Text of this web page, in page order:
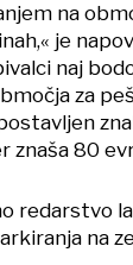
na
je
naj
za
znaša 80
redarstvo
na